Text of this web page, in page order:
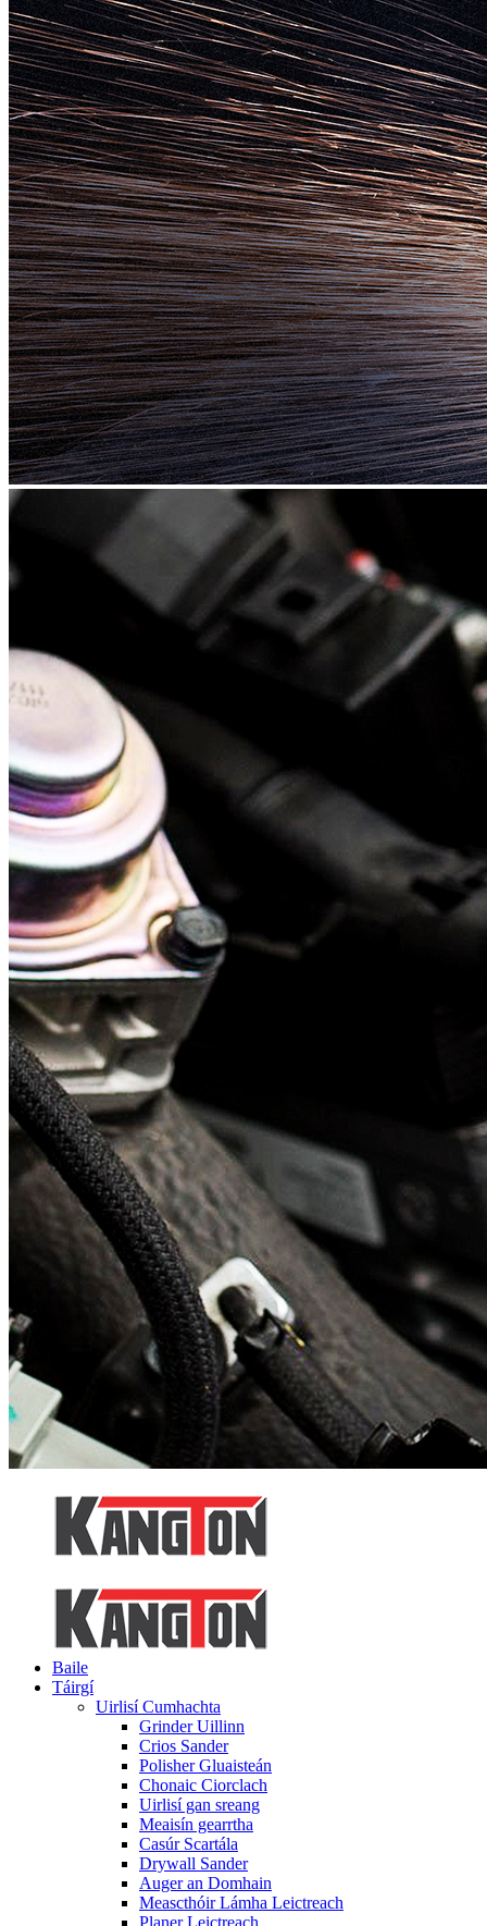
Baile
Táirgí
Uirlisí Cumhachta
Grinder Uillinn
Crios Sander
Polisher Gluaisteán
Chonaic Ciorclach
Uirlisí gan sreang
Meaisín gearrtha
Casúr Scartála
Drywall Sander
Auger an Domhain
Meascthóir Lámha Leictreach
Planer Leictreach